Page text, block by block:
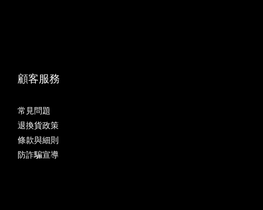
顧客服務
常見問題
退換貨政策
條款與細則
防詐騙宣導